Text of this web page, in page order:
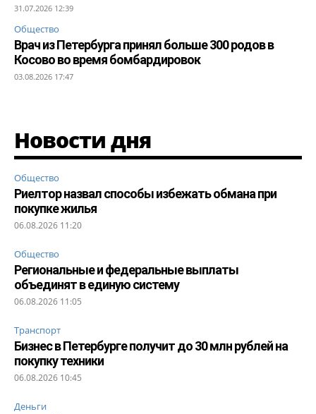
31.07.2026 12:39
Общество
Врач из Петербурга принял больше 300 родов в
Косово во время бомбардировок
03.08.2026 17:47
Новости дня
Общество
Риелтор назвал способы избежать обмана при
покупке жилья
06.08.2026 11:20
Общество
Региональные и федеральные выплаты
объединят в единую систему
06.08.2026 11:05
Транспорт
Бизнес в Петербурге получит до 30 млн рублей на
покупку техники
06.08.2026 10:45
Деньги